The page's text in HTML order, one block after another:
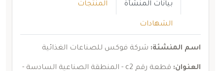
بيانات المنشأة المنتجات
الشهادات
اسم المنشئة: شركة فوكس للصناعات الغذائية
العنوان:
قطعة رقم c2 - المنطقة الصناعية السادسة -